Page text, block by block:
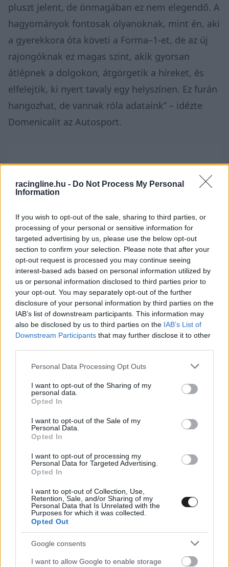
racingline.hu - Do Not Process My Personal
Information
If you wish to opt-out of the sale, sharing to third parties, or
processing of your personal or sensitive information for
targeted advertising by us, please use the below opt-out
section to confirm your selection. Please note that after your
opt-out request is processed you may continue seeing
interest-based ads based on personal information utilized by
us or personal information disclosed to third parties prior to
your opt-out. You may separately opt-out of the further
disclosure of your personal information by third parties on the
IAB’s list of downstream participants. This information may
also be disclosed by us to third parties on the IAB’s List of
Downstream Participants that may further disclose it to other
Please note that this website/app uses one or more Google
not limited to your visit or usage behaviour. You may click to
grant or deny consent to Google and its third-party tags to
use your data for below specified purposes in below Google
consent section.
Personal Data Processing Opt Outs
I want to opt-out of the Sharing of my
personal data.
Opted In
I want to opt-out of the Sale of my
Personal Data.
Opted In
I want to opt-out of processing my
Personal Data for Targeted Advertising.
Opted In
I want to opt-out of Collection, Use,
Retention, Sale, and/or Sharing of my
Personal Data that Is Unrelated with the
Purposes for which it was collected.
Opted Out
Google consents
I want to allow Google to enable storage
pluszt jelent, de önmagában ez nem elegendő. A
hagyományok fontosak olyanoknak, mint én, aki
a gyerekkora óta követi a Forma–1-et, de az új
rajongóknak ez magas szint, akik gyorsan
átlépnek a dolgokon, átgörgetik a híreket, és
elfelejtik, ki nyert tavaly egy helyszínen. Ez furán
hangozhat, de vannak róla adataink” – idézte
Domenicalit az Autosport.
„Sok mai fiatal szurkolónak mindegy, hogy egy
verseny Monte Carlóban vagy Las Vegasban van.
alapvető elemeknek. A történelmet
megalapozott jövőképpel kell továbbvinni, ami
lehetővé teszi, hogy beruházásokat lehessen
végrehajtani az infrastruktúrával, hogy
mindegyik szurkolói szint számára
szolgáltatásokat lehessen biztosítani, és hogy a
naptárban lévő mindegyik ország pályája
rendben legyen anyagilag.”
Az általa elmondottak beleillenek a
“megváltozott tartalomfogyasztási szokások”
frázisába, de joggal merül fel a kérdés, a